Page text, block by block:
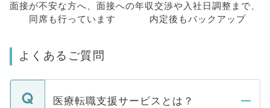
面接が不安な方へ、 面接への
同席も行っています
年収交渉や入社日調整まで、
内定後もバックアップ
よくあるご質問
医療転職支援サービスとは？